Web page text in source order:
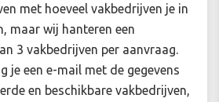
met hoeveel vakbedrijven je in
maar wij hanteren een
3 vakbedrijven per aanvraag.
je een e-mail met de gegevens
en beschikbare vakbedrijven,